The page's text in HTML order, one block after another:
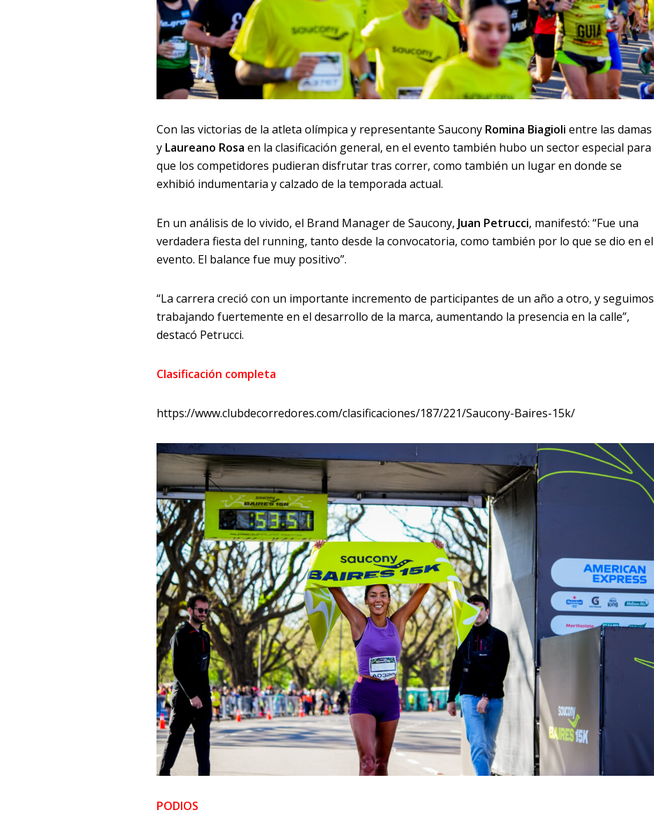
Con las victorias de la atleta olímpica y representante Saucony Romina Biagioli entre las damas
y Laureano Rosa en la clasificación general, en el evento también hubo un sector especial para
que los competidores pudieran disfrutar tras correr, como también un lugar en donde se
exhibió indumentaria y calzado de la temporada actual.
En un análisis de lo vivido, el Brand Manager de Saucony, Juan Petrucci, manifestó: “Fue una
verdadera fiesta del running, tanto desde la convocatoria, como también por lo que se dio en el
evento. El balance fue muy positivo”.
“La carrera creció con un importante incremento de participantes de un año a otro, y seguimos
trabajando fuertemente en el desarrollo de la marca, aumentando la presencia en la calle”,
destacó Petrucci.
Clasificación completa
https://www.clubdecorredores.com/clasificaciones/187/221/Saucony-Baires-15k/
PODIOS